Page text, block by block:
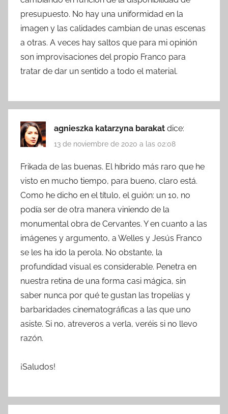
presupuesto. No hay una uniformidad en la
imagen y las calidades cambian de unas escenas
a otras. A veces hay saltos que para mi opinión
son improvisaciones del propio Franco para
tratar de dar un sentido a todo el material.
agnieszka katarzyna barakat dice:
13 de noviembre de 2020 a las 02:08
Frikada de las buenas. El híbrido más raro que he
visto en mucho tiempo, para bueno, claro está.
Como he dicho en el título, el guión: un 10, no
podía ser de otra manera viniendo de la
monumental obra de Cervantes. Y en cuanto a las
imágenes y argumento, a Welles y Jesús Franco
se les ha ido la perola. No obstante, la
profundidad visual es considerable. Penetra en
nuestra retina de una forma casi mágica, sin
saber nunca por qué te gustan las tropelías y
barbaridades cinematográficas a las que uno
asiste. Si no, atreveros a verla, veréis si no llevo
razón.
¡Saludos!